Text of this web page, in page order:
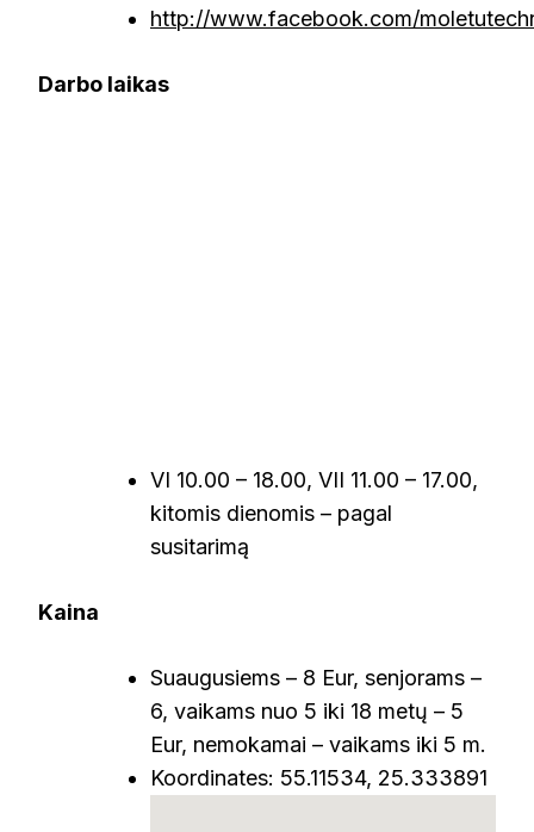
http://www.facebook.com/
Darbo laikas
VI 10.00 – 18.00, VII 11.00 – 17.00,
kitomis dienomis – pagal
susitarimą
Kaina
Suaugusiems – 8 Eur, senjorams –
6, vaikams nuo 5 iki 18 metų – 5
Eur, nemokamai – vaikams iki 5 m.
Koordinates: 55.11534, 25.333891